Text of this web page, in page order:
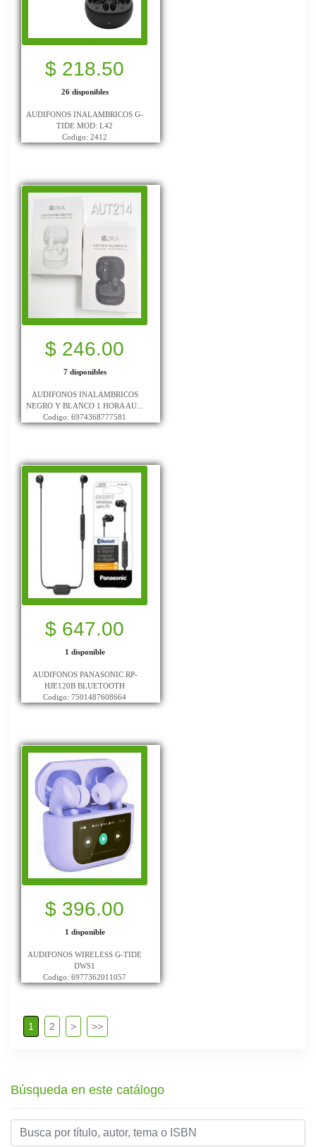
$ 218.50
26 disponibles
AUDIFONOS INALAMBRICOS G-
TIDE MOD: L42
Codigo: 2412
$ 246.00
7 disponibles
AUDIFONOS INALAMBRICOS
NEGRO Y BLANCO 1 HORA AU...
Codigo: 6974368777581
$ 647.00
1 disponible
AUDIFONOS PANASONIC RP-
HJE120B BLUETOOTH
Codigo: 7501487608664
$ 396.00
1 disponible
AUDIFONOS WIRELESS G-TIDE
DWS1
Codigo: 6977362011057
1 2 > >>
Búsqueda en este catálogo